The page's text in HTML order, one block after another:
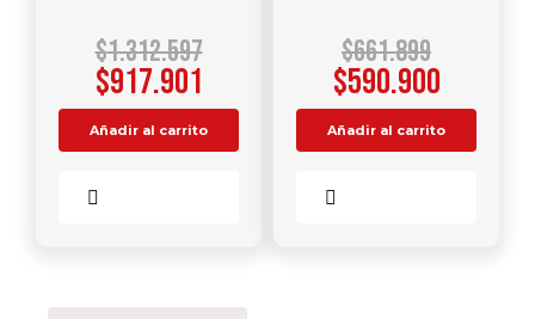
$1.312.597
$917.901
Añadir al carrito
$661.899
$590.900
Añadir al carrito